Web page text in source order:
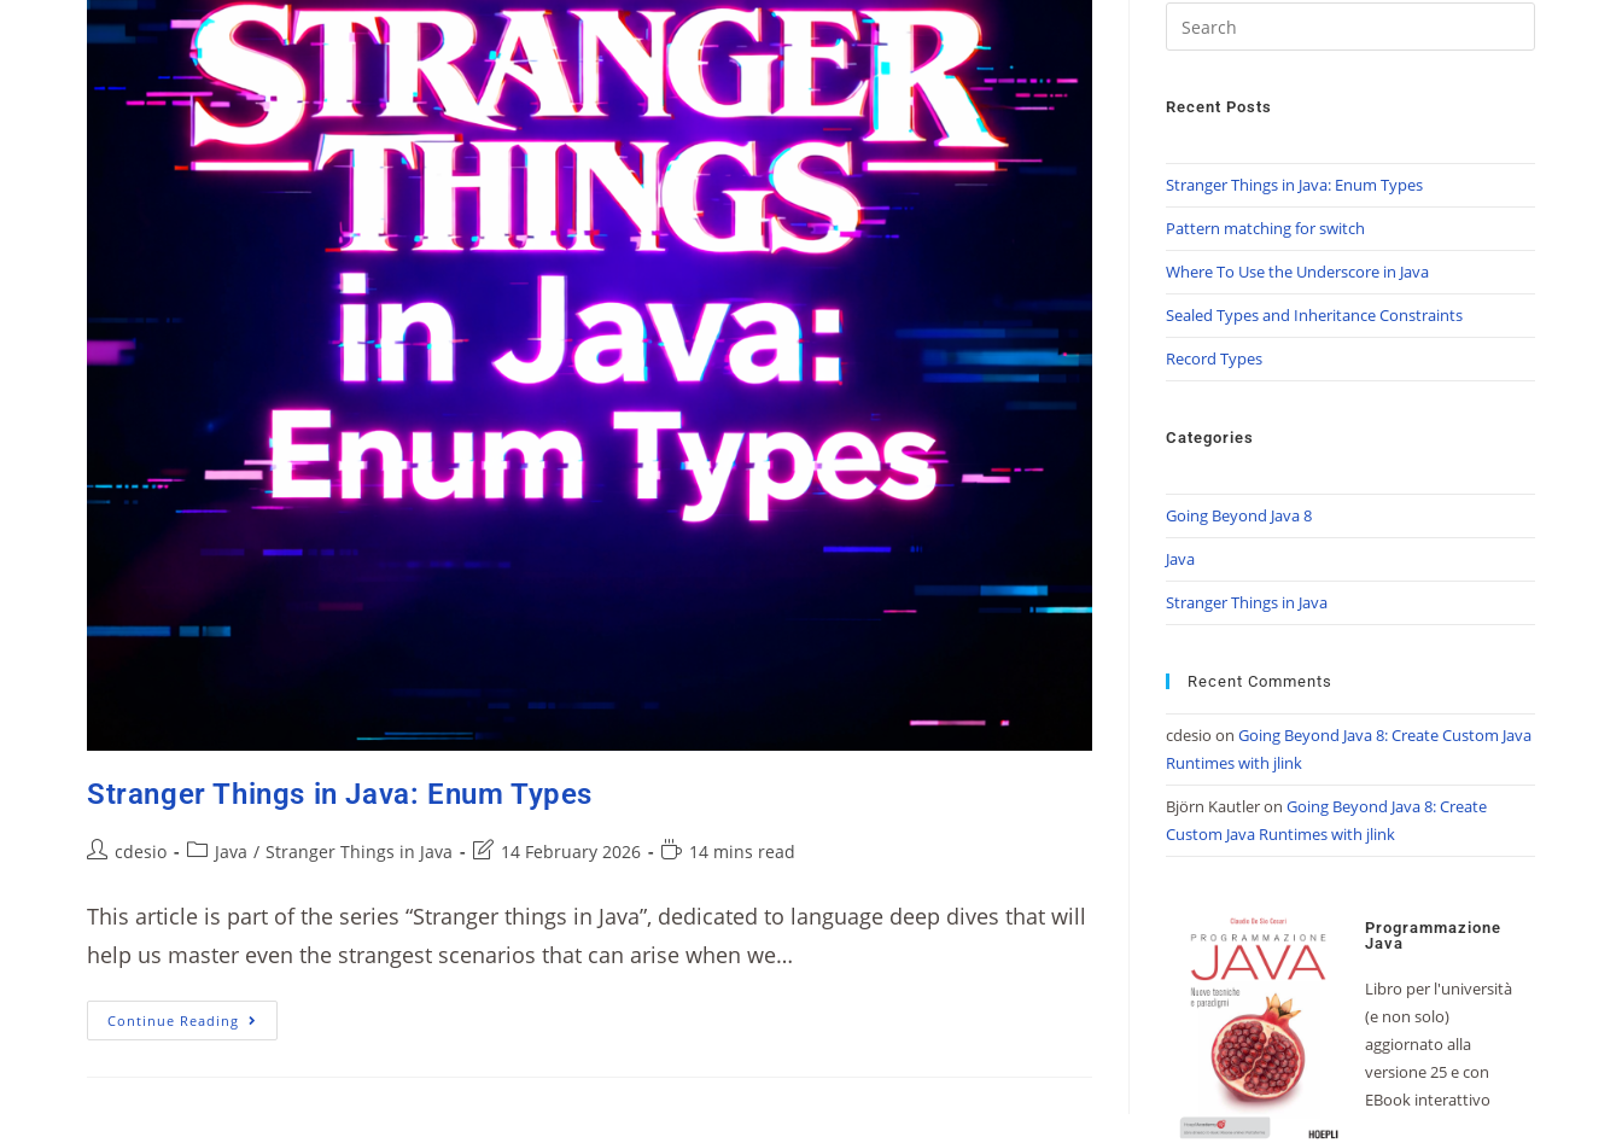
Stranger Things in Java: Enum Types
cdesio Java / Stranger Things in Java 14 February 2026 14 mins read
This article is part of the series “Stranger things in Java”, dedicated to language deep dives that will
help us master even the strangest scenarios that can arise when we…
Continue Reading
Recent Posts
Stranger Things in Java: Enum Types
Pattern matching for switch
Where To Use the Underscore in Java
Sealed Types and Inheritance Constraints
Record Types
Categories
Going Beyond Java 8
Java
Stranger Things in Java
Recent Comments
cdesio on Going Beyond Java 8: Create Custom Java
Runtimes with jlink
Björn Kautleron Going Beyond Java 8: Create
Custom Java Runtimes with jlink
Programmazione
Java
Libro per l'università
(e non solo)
aggiornato alla
versione 25 e con
EBook interattivo